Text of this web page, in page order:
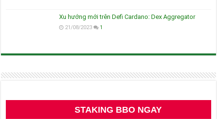
Xu hướng mới trên Defi Cardano: Dex Aggregator
21/08/2023 1
STAKING BBO NGAY